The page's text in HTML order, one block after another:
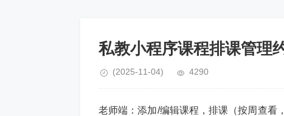
私教小程序课程排课管理
(2025-11-04) 4290
老师端：添加/编辑课程，排课（按周查看